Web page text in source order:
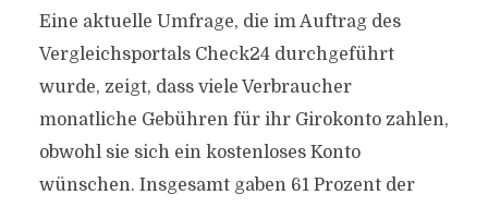
Eine aktuelle Umfrage, die im Auftrag des
Vergleichsportals Check24 durchgeführt
wurde, zeigt, dass viele Verbraucher
monatliche Gebühren für ihr Girokonto zahlen,
obwohl sie sich ein kostenloses Konto
wünschen. Insgesamt gaben 61 Prozent der